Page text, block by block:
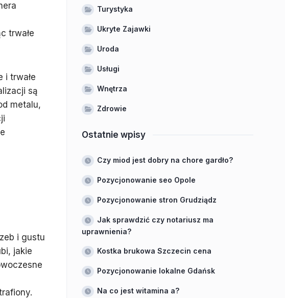
trwałe
i trwałe
są
metalu,
i gustu
jakie
Turystyka
Ukryte Zajawki
Uroda
Usługi
Wnętrza
Zdrowie
Ostatnie wpisy
Czy miod jest dobry na chore gardło?
Pozycjonowanie seo Opole
Pozycjonowanie stron Grudziądz
Jak sprawdzić czy notariusz ma
uprawnienia?
Kostka brukowa Szczecin cena
Pozycjonowanie lokalne Gdańsk
Na co jest witamina a?